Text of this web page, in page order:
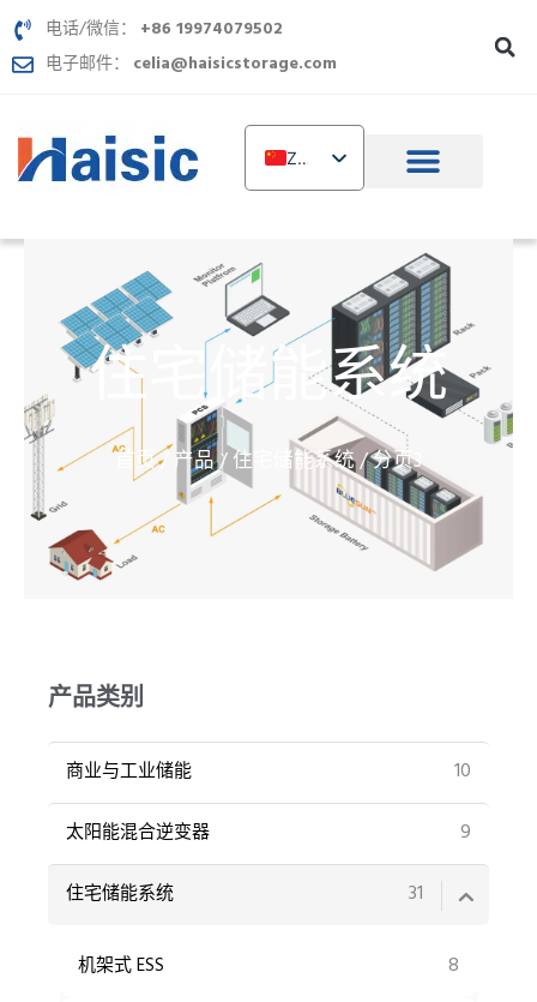
跳
至
内
电话/微信： +86 19974079502
电子邮件： celia@haisicstorage.com
ZH
EN
IT
AR
PL
NL
住宅储能系统
首页/ 产品/住宅储能系统/ 分页3
产品类别
商业与工业储能 10
太阳能混合逆变器 9
住宅储能系统 31
机架式 ESS 8